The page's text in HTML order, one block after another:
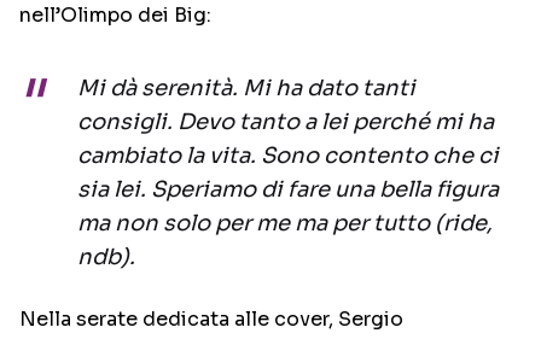
nell’Olimpo dei Big:
Mi dà serenità. Mi ha dato tanti
consigli. Devo tanto a lei perché mi ha
cambiato la vita. Sono contento che ci
sia lei. Speriamo di fare una bella figura
ma non solo per me ma per tutto (ride,
ndb).
Nella serate dedicata alle cover, Sergio